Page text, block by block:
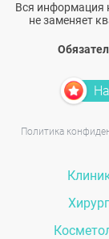
Вся информация
не заменяет
Политика